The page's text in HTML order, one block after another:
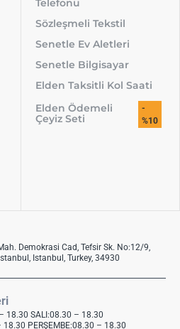
Telefonu
Sözleşmeli Tekstil
Senetle Ev Aletleri
Senetle Bilgisayar
Elden Taksitli Kol Saati
Elden Ödemeli
Çeyiz Seti
-
%10
Demokrasi Cad, Tefsir Sk. No:12/9,
Istanbul, Turkey, 34930
18.30 SALI:08.30 – 18.30
18.30 PERŞEMBE:08.30 – 18.30